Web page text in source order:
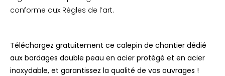
conforme aux Règles de l’art.
Téléchargez gratuitement ce calepin de chantier dédié
aux bardages double peau en acier protégé et en acier
inoxydable, et garantissez la qualité de vos ouvrages !